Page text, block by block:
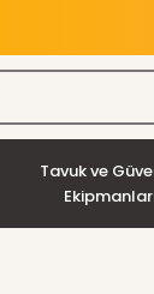
Tavuk ve